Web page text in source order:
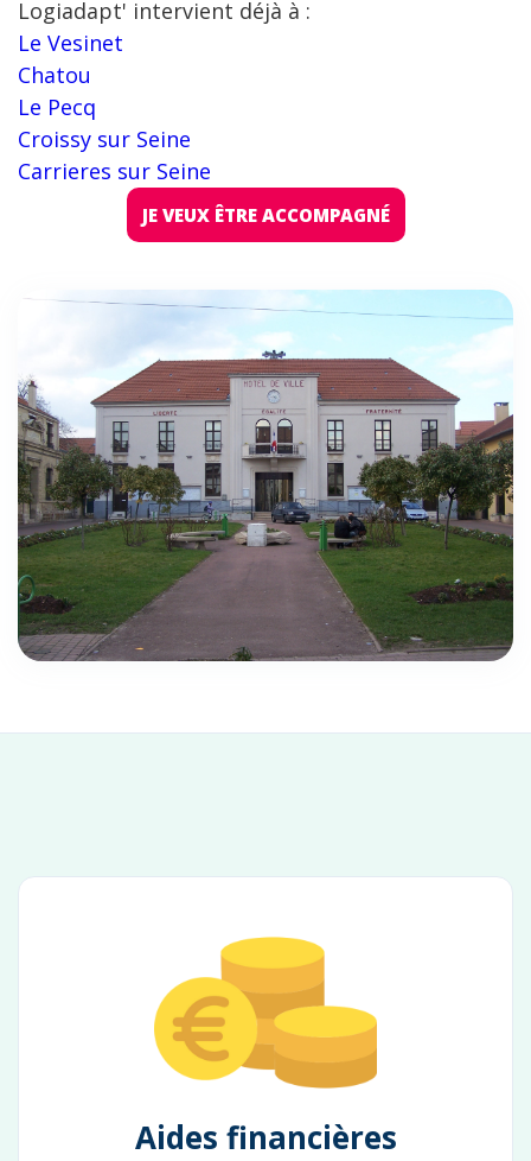
Logiadapt' intervient déjà à :
Le Vesinet
Chatou
Le Pecq
Croissy sur Seine
Carrieres sur Seine
JE VEUX ÊTRE ACCOMPAGNÉ
Aides financières